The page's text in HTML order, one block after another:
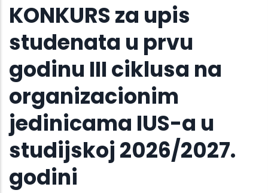
KONKURS za upis
studenata u prvu
godinu III ciklusa na
organizacionim
jedinicama IUS-a u
studijskoj 2026/2027.
godini